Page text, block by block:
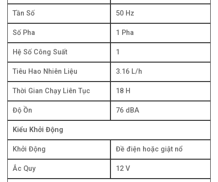
Tần Số 50 Hz
Số Pha 1 Pha
Hệ Số Công Suất 1
Tiêu Hao Nhiên Liệu 3.16 L/h
Thời Gian Chạy Liên Tục 18 H
Độ Ồn 76 dBA
Kiểu Khởi Động
Khởi Động Đề điện hoặc giật nổ
Ắc Quy 12 V